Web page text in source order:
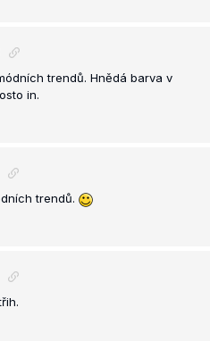
trendů. Hnědá barva v
in.
trendů.